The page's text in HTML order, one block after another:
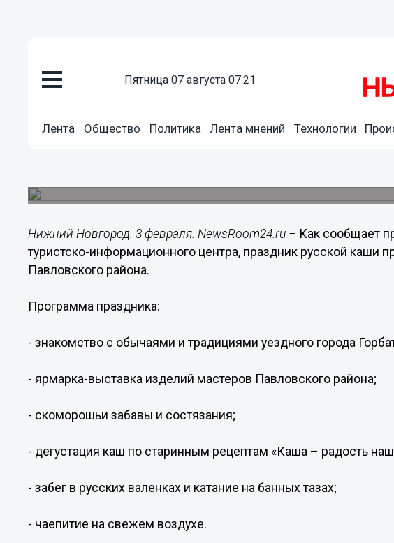
пятница 07 августа 07:21
Лента Общество Политика Лента мнений Технологии
Праздник русской каши пройдет в
Нижний Новгород. 3 февраля. NewsRoom24.ru – Как сообщает
туристско-информационного центра, праздник русской каши
Павловского района.
Программа праздника:
- знакомство с обычаями и традициями уездного города
- ярмарка-выставка изделий мастеров Павловского района;
- скоморошьи забавы и состязания;
- дегустация каш по старинным рецептам «Каша – радость
- забег в русских валенках и катание на банных тазах;
- чаепитие на свежем воздухе.